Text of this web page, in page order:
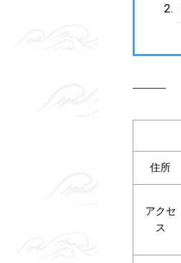
住所
アクセ
ス